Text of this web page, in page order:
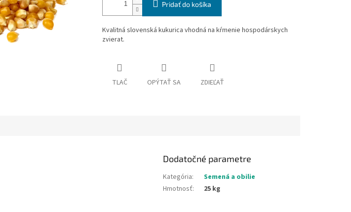
Pridať do košíka
Kvalitná slovenská kukurica vhodná na kŕmenie hospodárskych
zvierat.
TLAČ OPÝTAŤ SA ZDIEĽAŤ
Dodatočné parametre
Kategória:
Semená a obilie
Hmotnosť: 25 kg